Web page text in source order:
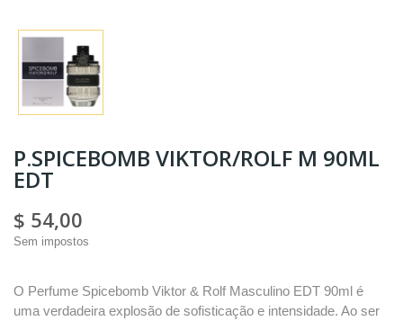
P.SPICEBOMB VIKTOR/ROLF M 90ML
EDT
$ 54,00
Sem impostos
O Perfume Spicebomb Viktor & Rolf Masculino EDT 90ml é
uma verdadeira explosão de sofisticação e intensidade. Ao ser